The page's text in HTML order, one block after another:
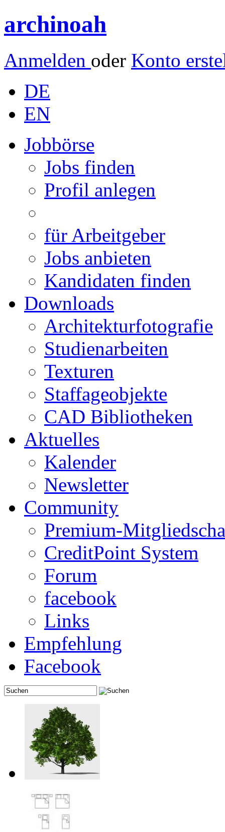
archinoah
Anmelden oder Konto
DE
EN
Jobbörse
Jobs finden
Profil anlegen
für Arbeitgeber
Jobs anbieten
Kandidaten finden
Downloads
Architekturfotografie
Studienarbeiten
Texturen
Staffageobjekte
CAD Bibliotheken
Aktuelles
Kalender
Newsletter
Community
Premium-
CreditPoint System
Forum
facebook
Links
Empfehlung
Facebook